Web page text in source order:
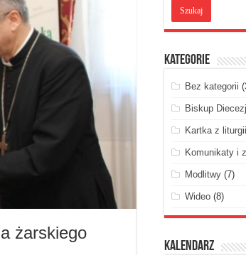
żarskiego
Kategorie
Bez kategorii
Biskup
Kartka z liturgii
Komunikaty i
Modlitwy(7)
Wideo(8)
Kalendarz